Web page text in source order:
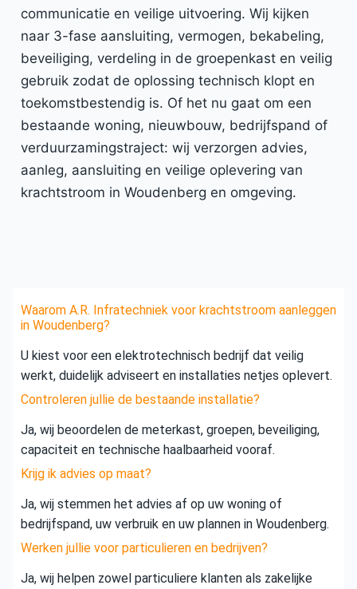
communicatie en veilige uitvoering. Wij kijken
naar 3-fase aansluiting, vermogen, bekabeling,
beveiliging, verdeling in de groepenkast en veilig
gebruik zodat de oplossing technisch klopt en
toekomstbestendig is. Of het nu gaat om een
bestaande woning, nieuwbouw, bedrijfspand of
verduurzamingstraject: wij verzorgen advies,
aanleg, aansluiting en veilige oplevering van
krachtstroom in Woudenberg en omgeving.
Waarom A.R. Infratechniek voor krachtstroom aanleggen
in Woudenberg?
U kiest voor een elektrotechnisch bedrijf dat veilig
werkt, duidelijk adviseert en installaties netjes oplevert.
Controleren jullie de bestaande installatie?
Ja, wij beoordelen de meterkast, groepen, beveiliging,
capaciteit en technische haalbaarheid vooraf.
Krijg ik advies op maat?
Ja, wij stemmen het advies af op uw woning of
bedrijfspand, uw verbruik en uw plannen in Woudenberg.
Werken jullie voor particulieren en bedrijven?
Ja, wij helpen zowel particuliere klanten als zakelijke